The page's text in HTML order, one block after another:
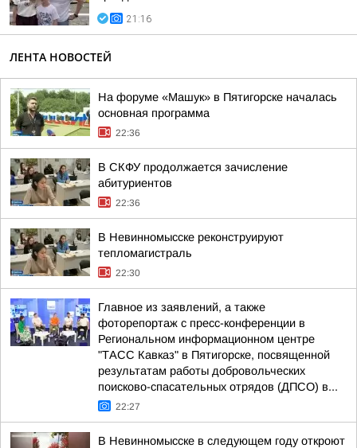
21:16
ЛЕНТА НОВОСТЕЙ
На форуме «Машук» в Пятигорске началась
основная программа
22:36
В СКФУ продолжается зачисление
абитуриентов
22:36
В Невинномысске реконструируют
тепломагистраль
22:30
Главное из заявлений, а также
фоторепортаж с пресс-конференции в
Региональном информационном центре
"ТАСС Кавказ" в Пятигорске, посвященной
результатам работы добровольческих
поисково-спасательных отрядов (ДПСО) в...
22:27
В Невинномысске в следующем году откроют